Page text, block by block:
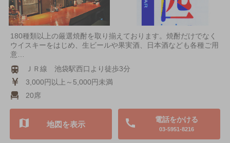
180種類以上の厳選焼酎を取り揃えております。焼酎だけでなく
ウイスキーをはじめ、生ビールや果実酒、日本酒なども各種ご用
意…
ＪＲ線 池袋駅西口より徒歩3分
3,000円以上～5,000円未満
20席
電話をかける
03-5951-8216
地図を表示